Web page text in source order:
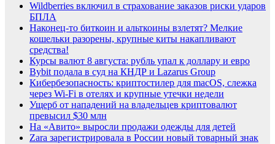
Wildberries включил в страхование заказов риски ударов
БПЛА
Наконец-то биткоин и альткоины взлетят? Мелкие
кошельки разорены, крупные киты накапливают
средства!
Курсы валют 8 августа: рубль упал к доллару и евро
Bybit подала в суд на КНДР и Lazarus Group
Кибербезопасность: криптостилер для macOS, слежка
через Wi-Fi в отелях и крупные утечки недели
Ущерб от нападений на владельцев криптовалют
превысил $30 млн
На «Авито» выросли продажи одежды для детей
Zara зарегистрировала в России новый товарный знак